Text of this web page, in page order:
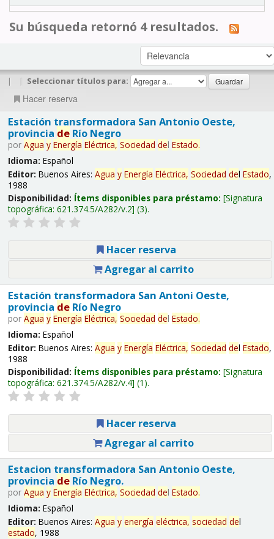
Su búsqueda retornó 4 resultados.
| | Seleccionar títulos para:
Hacer reserva
Estación transformadora San Antonio Oeste,
provincia deRío Negro
por Agua y Energía Eléctrica, Sociedad del Estado.
Idioma: Español
Editor: Buenos Aires: Agua y Energía Eléctrica, Sociedad del Estado,
1988
Disponibilidad: Ítems disponibles para préstamo: Signatura
topográfica: 621.374.5/A282/v.2 (3).
Hacer reserva
Agregar al carrito
Estación transformadora San Antoni Oeste,
provincia deRío Negro
por Agua y Energía Eléctrica, Sociedad del Estado.
Idioma: Español
Editor: Buenos Aires: Agua y Energía Eléctrica, Sociedad del Estado,
1988
Disponibilidad: Ítems disponibles para préstamo: Signatura
topográfica: 621.374.5/A282/v.4 (1).
Hacer reserva
Agregar al carrito
Estacion transformadora San Antonio Oeste,
provincia deRío Negro.
por Agua y Energía Eléctrica, Sociedad del Estado.
Idioma: Español
Editor: Buenos Aires: Agua y energía eléctrica, sociedad del
estado, 1988